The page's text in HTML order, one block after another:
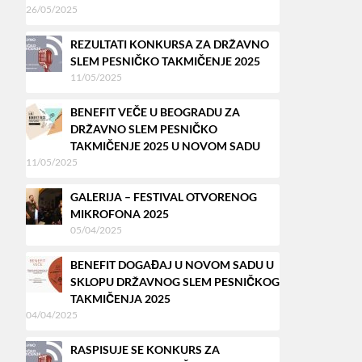
26/05/2025
REZULTATI KONKURSA ZA DRŽAVNO
SLEM PESNIČKO TAKMIČENJE 2025
11/05/2025
BENEFIT VEČE U BEOGRADU ZA
DRŽAVNO SLEM PESNIČKO
TAKMIČENJE 2025 U NOVOM SADU
11/05/2025
GALERIJA – FESTIVAL OTVORENOG
MIKROFONA 2025
05/04/2025
BENEFIT DOGAĐAJ U NOVOM SADU U
SKLOPU DRŽAVNOG SLEM PESNIČKOG
TAKMIČENJA 2025
04/04/2025
RASPISUJE SE KONKURS ZA